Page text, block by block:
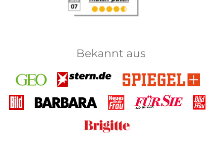
Bekannt aus
GEO Stern Spiegel+
Bild Barbara
Neues
für
die
Frau
Für Sie
Bild
der
Brigitte